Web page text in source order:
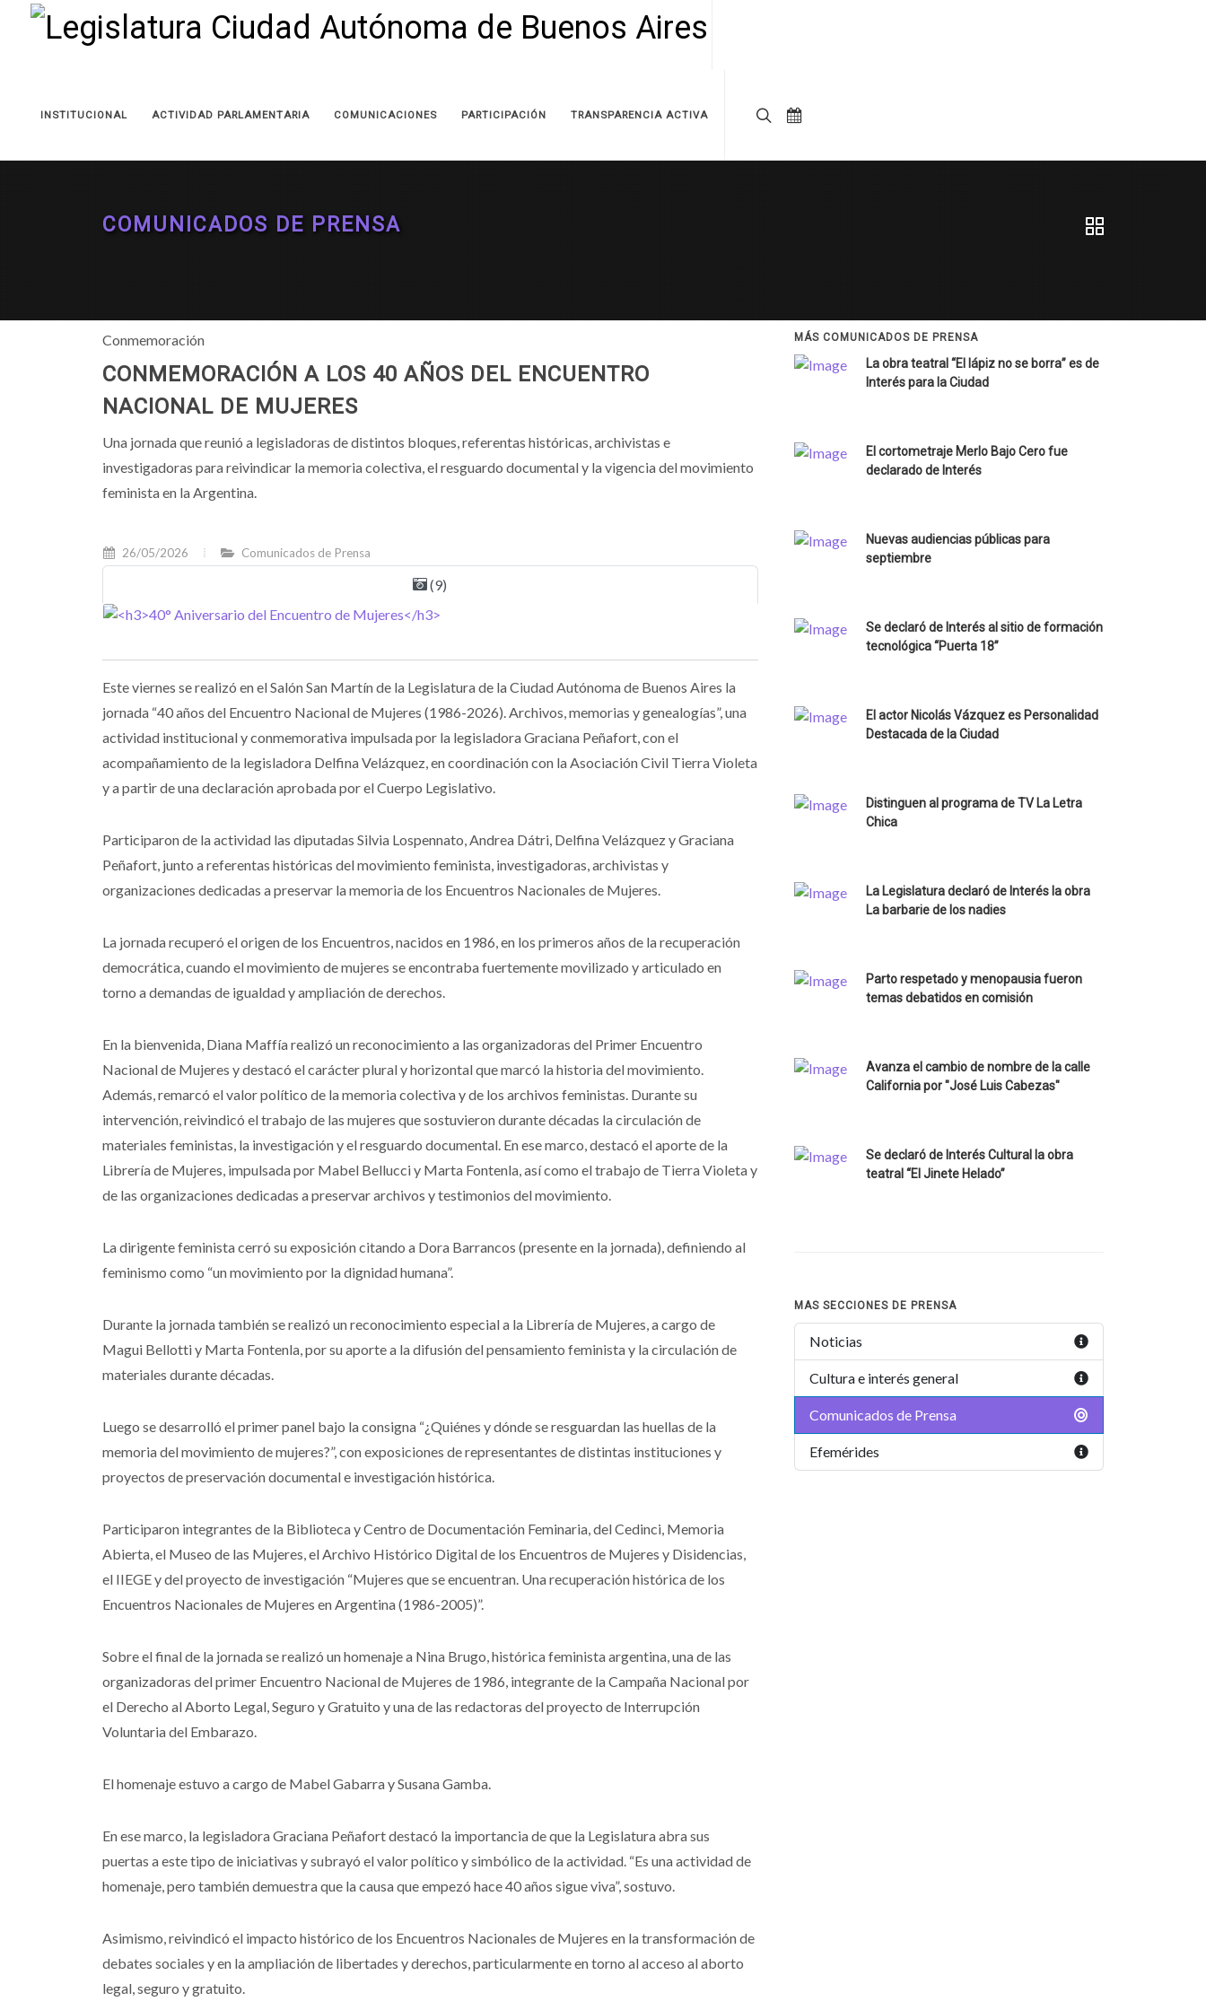
INSTITUCIONAL ACTIVIDAD PARLAMENTARIA COMUNICACIONES PARTICIPACIÓN TRANSPARENCIA ACTIVA
COMUNICADOS DE PRENSA
Conmemoración
CONMEMORACIÓN A LOS 40 AÑOS DEL ENCUENTRO
NACIONAL DE MUJERES
Una jornada que reunió a legisladoras de distintos bloques, referentas históricas, archivistas e
investigadoras para reivindicar la memoria colectiva, el resguardo documental y la vigencia del movimiento
feminista en la Argentina.
26/05/2026 Comunicados de Prensa
(9)
Este viernes se realizó en el Salón San Martín de la Legislatura de la Ciudad Autónoma de Buenos Aires la
jornada “40 años del Encuentro Nacional de Mujeres (1986-2026). Archivos, memorias y genealogías”, una
actividad institucional y conmemorativa impulsada por la legisladora Graciana Peñafort, con el
acompañamiento de la legisladora Delfina Velázquez, en coordinación con la Asociación Civil Tierra Violeta
y a partir de una declaración aprobada por el Cuerpo Legislativo.
Participaron de la actividad las diputadas Silvia Lospennato, Andrea Dátri, Delfina Velázquez y Graciana
Peñafort, junto a referentas históricas del movimiento feminista, investigadoras, archivistas y
organizaciones dedicadas a preservar la memoria de los Encuentros Nacionales de Mujeres.
La jornada recuperó el origen de los Encuentros, nacidos en 1986, en los primeros años de la recuperación
democrática, cuando el movimiento de mujeres se encontraba fuertemente movilizado y articulado en
torno a demandas de igualdad y ampliación de derechos.
En la bienvenida, Diana Maffía realizó un reconocimiento a las organizadoras del Primer Encuentro
Nacional de Mujeres y destacó el carácter plural y horizontal que marcó la historia del movimiento.
Además, remarcó el valor político de la memoria colectiva y de los archivos feministas. Durante su
intervención, reivindicó el trabajo de las mujeres que sostuvieron durante décadas la circulación de
materiales feministas, la investigación y el resguardo documental. En ese marco, destacó el aporte de la
Librería de Mujeres, impulsada por Mabel Bellucci y Marta Fontenla, así como el trabajo de Tierra Violeta y
de las organizaciones dedicadas a preservar archivos y testimonios del movimiento.
La dirigente feminista cerró su exposición citando a Dora Barrancos (presente en la jornada), definiendo al
feminismo como “un movimiento por la dignidad humana”.
Durante la jornada también se realizó un reconocimiento especial a la Librería de Mujeres, a cargo de
Magui Bellotti y Marta Fontenla, por su aporte a la difusión del pensamiento feminista y la circulación de
materiales durante décadas.
Luego se desarrolló el primer panel bajo la consigna “¿Quiénes y dónde se resguardan las huellas de la
memoria del movimiento de mujeres?”, con exposiciones de representantes de distintas instituciones y
proyectos de preservación documental e investigación histórica.
Participaron integrantes de la Biblioteca y Centro de Documentación Feminaria, del Cedinci, Memoria
Abierta, el Museo de las Mujeres, el Archivo Histórico Digital de los Encuentros de Mujeres y Disidencias,
el IIEGE y del proyecto de investigación “Mujeres que se encuentran. Una recuperación histórica de los
Encuentros Nacionales de Mujeres en Argentina (1986-2005)”.
Sobre el final de la jornada se realizó un homenaje a Nina Brugo, histórica feminista argentina, una de las
organizadoras del primer Encuentro Nacional de Mujeres de 1986, integrante de la Campaña Nacional por
el Derecho al Aborto Legal, Seguro y Gratuito y una de las redactoras del proyecto de Interrupción
Voluntaria del Embarazo.
El homenaje estuvo a cargo de Mabel Gabarra y Susana Gamba.
En ese marco, la legisladora Graciana Peñafort destacó la importancia de que la Legislatura abra sus
puertas a este tipo de iniciativas y subrayó el valor político y simbólico de la actividad. “Es una actividad de
homenaje, pero también demuestra que la causa que empezó hace 40 años sigue viva”, sostuvo.
Asimismo, reivindicó el impacto histórico de los Encuentros Nacionales de Mujeres en la transformación de
debates sociales y en la ampliación de libertades y derechos, particularmente en torno al acceso al aborto
legal, seguro y gratuito.
MÁS COMUNICADOS DE PRENSA
La obra teatral “El lápiz no se borra” es de
Interés para la Ciudad
El cortometraje Merlo Bajo Cero fue
declarado de Interés
Nuevas audiencias públicas para
septiembre
Se declaró de Interés al sitio de formación
tecnológica “Puerta 18”
El actor Nicolás Vázquez es Personalidad
Destacada de la Ciudad
Distinguen al programa de TV La Letra
Chica
La Legislatura declaró de Interés la obra
La barbarie de los nadies
Parto respetado y menopausia fueron
temas debatidos en comisión
Avanza el cambio de nombre de la calle
California por "José Luis Cabezas"
Se declaró de Interés Cultural la obra
teatral “El Jinete Helado”
MAS SECCIONES DE PRENSA
Noticias
Cultura e interés general
Comunicados de Prensa
Efemérides